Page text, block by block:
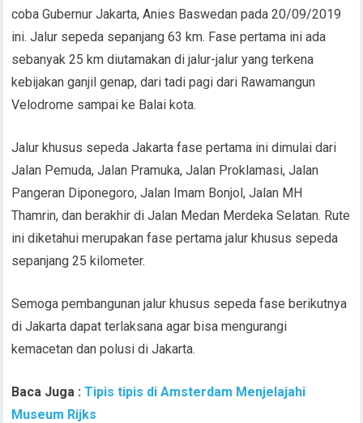
coba Gubernur Jakarta, Anies Baswedan pada 20/09/2019
ini. Jalur sepeda sepanjang 63 km. Fase pertama ini ada
sebanyak 25 km diutamakan di jalur-jalur yang terkena
kebijakan ganjil genap, dari tadi pagi dari Rawamangun
Velodrome sampai ke Balai kota.
Jalur khusus sepeda Jakarta fase pertama ini dimulai dari
Jalan Pemuda, Jalan Pramuka, Jalan Proklamasi, Jalan
Pangeran Diponegoro, Jalan Imam Bonjol, Jalan MH
Thamrin, dan berakhir di Jalan Medan Merdeka Selatan. Rute
ini diketahui merupakan fase pertama jalur khusus sepeda
sepanjang 25 kilometer.
Semoga pembangunan jalur khusus sepeda fase berikutnya
di Jakarta dapat terlaksana agar bisa mengurangi
kemacetan dan polusi di Jakarta.
Baca Juga :Tipis tipis di Amsterdam Menjelajahi
Museum Rijks